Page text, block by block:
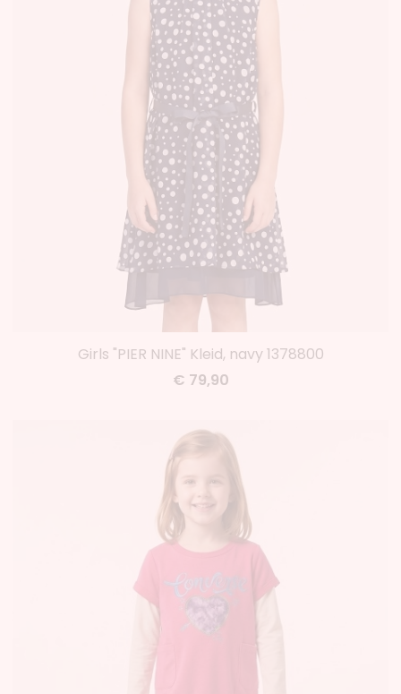
Girls "PIER NINE" Kleid, navy 1378800
€ 79,90